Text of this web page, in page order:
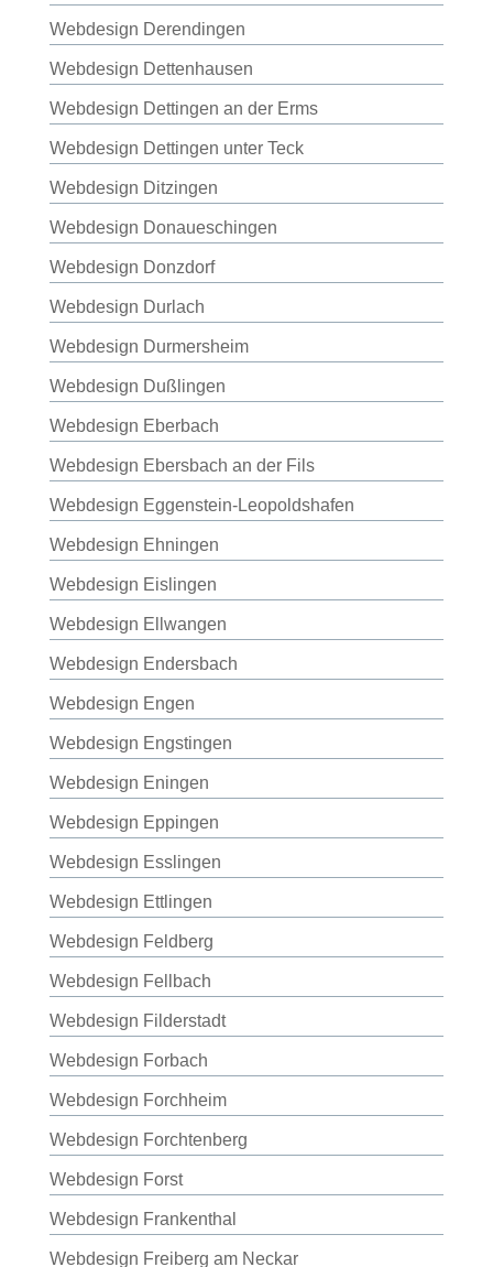
Webdesign Derendingen
Webdesign Dettenhausen
Webdesign Dettingen an der Erms
Webdesign Dettingen unter Teck
Webdesign Ditzingen
Webdesign Donaueschingen
Webdesign Donzdorf
Webdesign Durlach
Webdesign Durmersheim
Webdesign Dußlingen
Webdesign Eberbach
Webdesign Ebersbach an der Fils
Webdesign Eggenstein-Leopoldshafen
Webdesign Ehningen
Webdesign Eislingen
Webdesign Ellwangen
Webdesign Endersbach
Webdesign Engen
Webdesign Engstingen
Webdesign Eningen
Webdesign Eppingen
Webdesign Esslingen
Webdesign Ettlingen
Webdesign Feldberg
Webdesign Fellbach
Webdesign Filderstadt
Webdesign Forbach
Webdesign Forchheim
Webdesign Forchtenberg
Webdesign Forst
Webdesign Frankenthal
Webdesign Freiberg am Neckar